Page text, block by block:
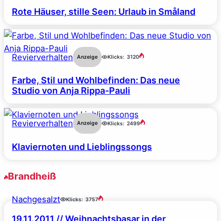
Rote Häuser, stille Seen: Urlaub in Småland
Revierverhalten Anzeige Klicks: 3120
Farbe, Stil und Wohlbefinden: Das neue
Studio von Anja Rippa-Pauli
Revierverhalten Anzeige Klicks: 2499
Klaviernoten und Lieblingssongs
Brandheiß
Nachgesalzt Klicks: 3757